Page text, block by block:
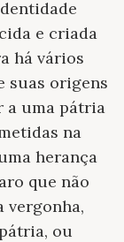
e criada
há vários
suas origens
a uma pátria
na
herança
que não
vergonha,
ou